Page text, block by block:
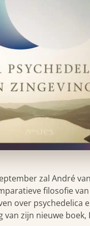
zal André
filosofie
over psychedelica
van zijn nieuwe boek,